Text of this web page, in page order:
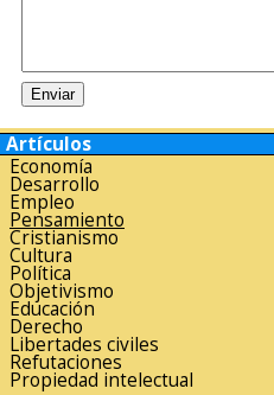
Artículos
Economía
Desarrollo
Empleo
Pensamiento
Cristianismo
Cultura
Política
Objetivismo
Educación
Derecho
Libertades civiles
Refutaciones
Propiedad intelectual